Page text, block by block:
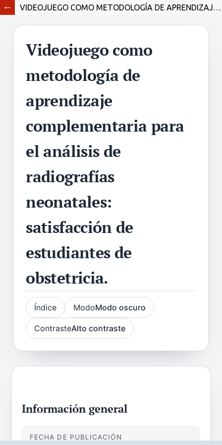
VIDEOJUEGO COMO METODOLOGÍA DE APRENDIZAJE COMPLEMENTARIA PARA EL ANÁLISIS DE RADIOGRAFÍAS NEONATALES: SATISFACCIÓN DE ESTUDIANTES DE OBSTETRICIA